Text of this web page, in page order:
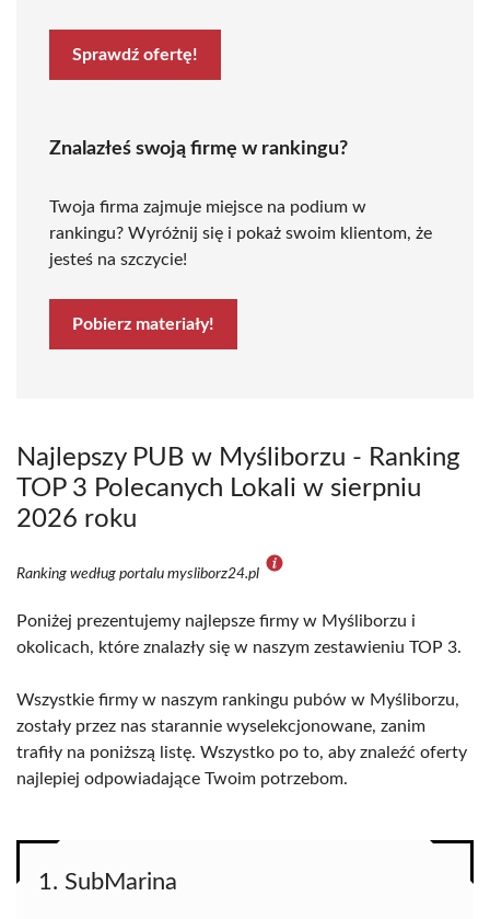
Sprawdź ofertę!
Znalazłeś swoją firmę w rankingu?
Twoja firma zajmuje miejsce na podium w
rankingu? Wyróżnij się i pokaż swoim klientom, że
jesteś na szczycie!
Pobierz materiały!
Najlepszy PUB w Myśliborzu - Ranking
TOP 3 Polecanych Lokali w sierpniu
2026 roku
Ranking według portalu mysliborz24.pl
Poniżej prezentujemy najlepsze firmy w Myśliborzu i
okolicach, które znalazły się w naszym zestawieniu TOP 3.
Wszystkie firmy w naszym rankingu pubów w Myśliborzu,
zostały przez nas starannie wyselekcjonowane, zanim
trafiły na poniższą listę. Wszystko po to, aby znaleźć oferty
najlepiej odpowiadające Twoim potrzebom.
1. SubMarina